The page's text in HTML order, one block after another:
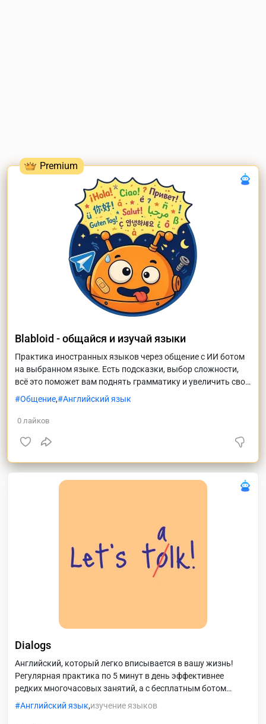
Blabloid - общайся и изучай языки
Практика иностранных языков через общение с ИИ ботом
на выбранном языке. Есть подсказки, выбор сложности,
всё это поможет вам поднять грамматику и увеличить свой
словарный запас. Выбирайте язык обучения и вперед!
Общение, Английский язык
0 лайков
Dialogs
Английский, который легко вписывается в вашу жизнь!
Регулярная практика по 5 минут в день эффективнее
редких многочасовых занятий, а с бесплатным ботом
Dialogs заниматься можно даже в коротких перерывах на
работе — без аудио и видео, только текст. Даже если вы
Английский язык,изучение языков